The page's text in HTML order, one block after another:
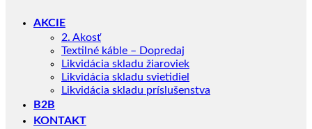
AKCIE
2. Akosť
Textilné káble – Dopredaj
Likvidácia skladu žiaroviek
Likvidácia skladu svietidiel
Likvidácia skladu príslušenstva
B2B
KONTAKT